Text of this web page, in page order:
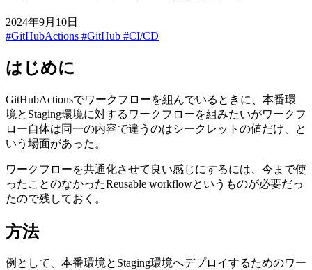
2024年9月10日
#GitHubActions #GitHub #CI/CD
はじめに
GitHubActionsでワークフローを組んでいるときに、本番環
境とStaging環境に対するワークフローを組みたいがワークフ
ロー自体は同一の内容で違うのはシークレットの値だけ、と
いう場面があった。
ワークフローを共通化させて良い感じにするには、今まで使
ったことのなかったReusable workflowというものが必要だっ
たので残しておく。
方法
例として、本番環境とStaging環境へデプロイするためのワー